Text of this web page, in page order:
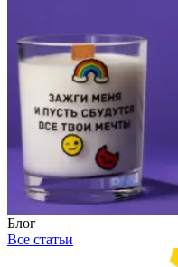
Блог
Все статьи